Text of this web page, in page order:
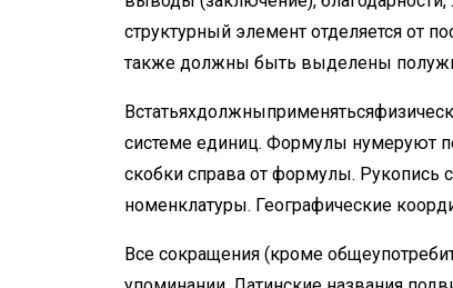
структурный элемент отделяется от
также должны быть выделены
системе единиц. Формулы нумеруют
скобки справа от формулы. Рукопись
номенклатуры. Географические
Все сокращения (кроме